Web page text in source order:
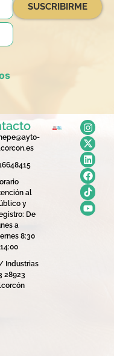
SUSCRIBIRME
al
y
De
a
8:30
Industrias
28923